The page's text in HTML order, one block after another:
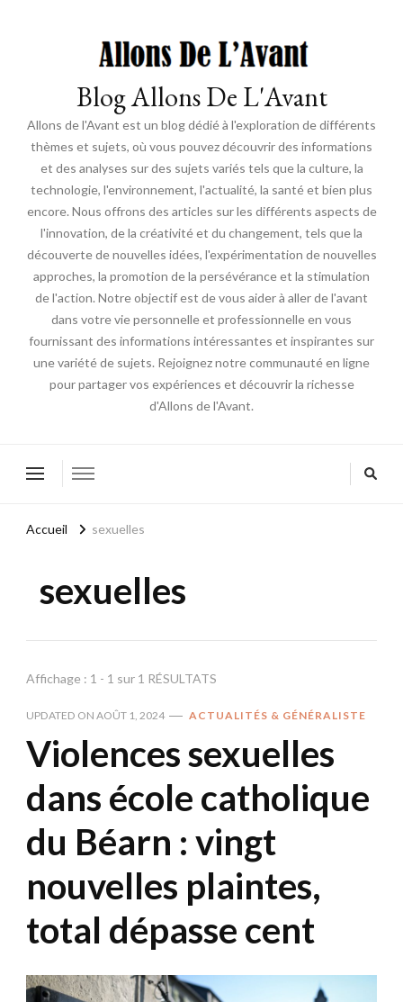
Blog Allons De L'Avant
Allons de l'Avant est un blog dédié à l'exploration de différents
thèmes et sujets, où vous pouvez découvrir des informations
et des analyses sur des sujets variés tels que la culture, la
technologie, l'environnement, l'actualité, la santé et bien plus
encore. Nous offrons des articles sur les différents aspects de
l'innovation, de la créativité et du changement, tels que la
découverte de nouvelles idées, l'expérimentation de nouvelles
approches, la promotion de la persévérance et la stimulation
de l'action. Notre objectif est de vous aider à aller de l'avant
dans votre vie personnelle et professionnelle en vous
fournissant des informations intéressantes et inspirantes sur
une variété de sujets. Rejoignez notre communauté en ligne
pour partager vos expériences et découvrir la richesse
d'Allons de l'Avant.
Accueil sexuelles
sexuelles
Affichage : 1 - 1 sur 1 RÉSULTATS
UPDATED ON AOÛT 1, 2024 ACTUALITÉS & GÉNÉRALISTE
Violences sexuelles
dans école catholique
du Béarn : vingt
nouvelles plaintes,
total dépasse cent